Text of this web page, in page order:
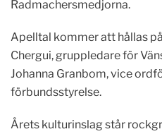
Radmachersmedjorna.
Apelltal kommer att hållas
Chergui, gruppledare för
Johanna Granbom, vice
förbundsstyrelse.
Årets kulturinslag står